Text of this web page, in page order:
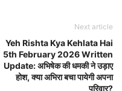
Next article
Yeh Rishta Kya Kehlata Hai
5th February 2026 Written
Update: अभिषेक की धमकी ने उड़ाए
होश, क्या अभिरा बचा पायेगी अपना
परिवार?